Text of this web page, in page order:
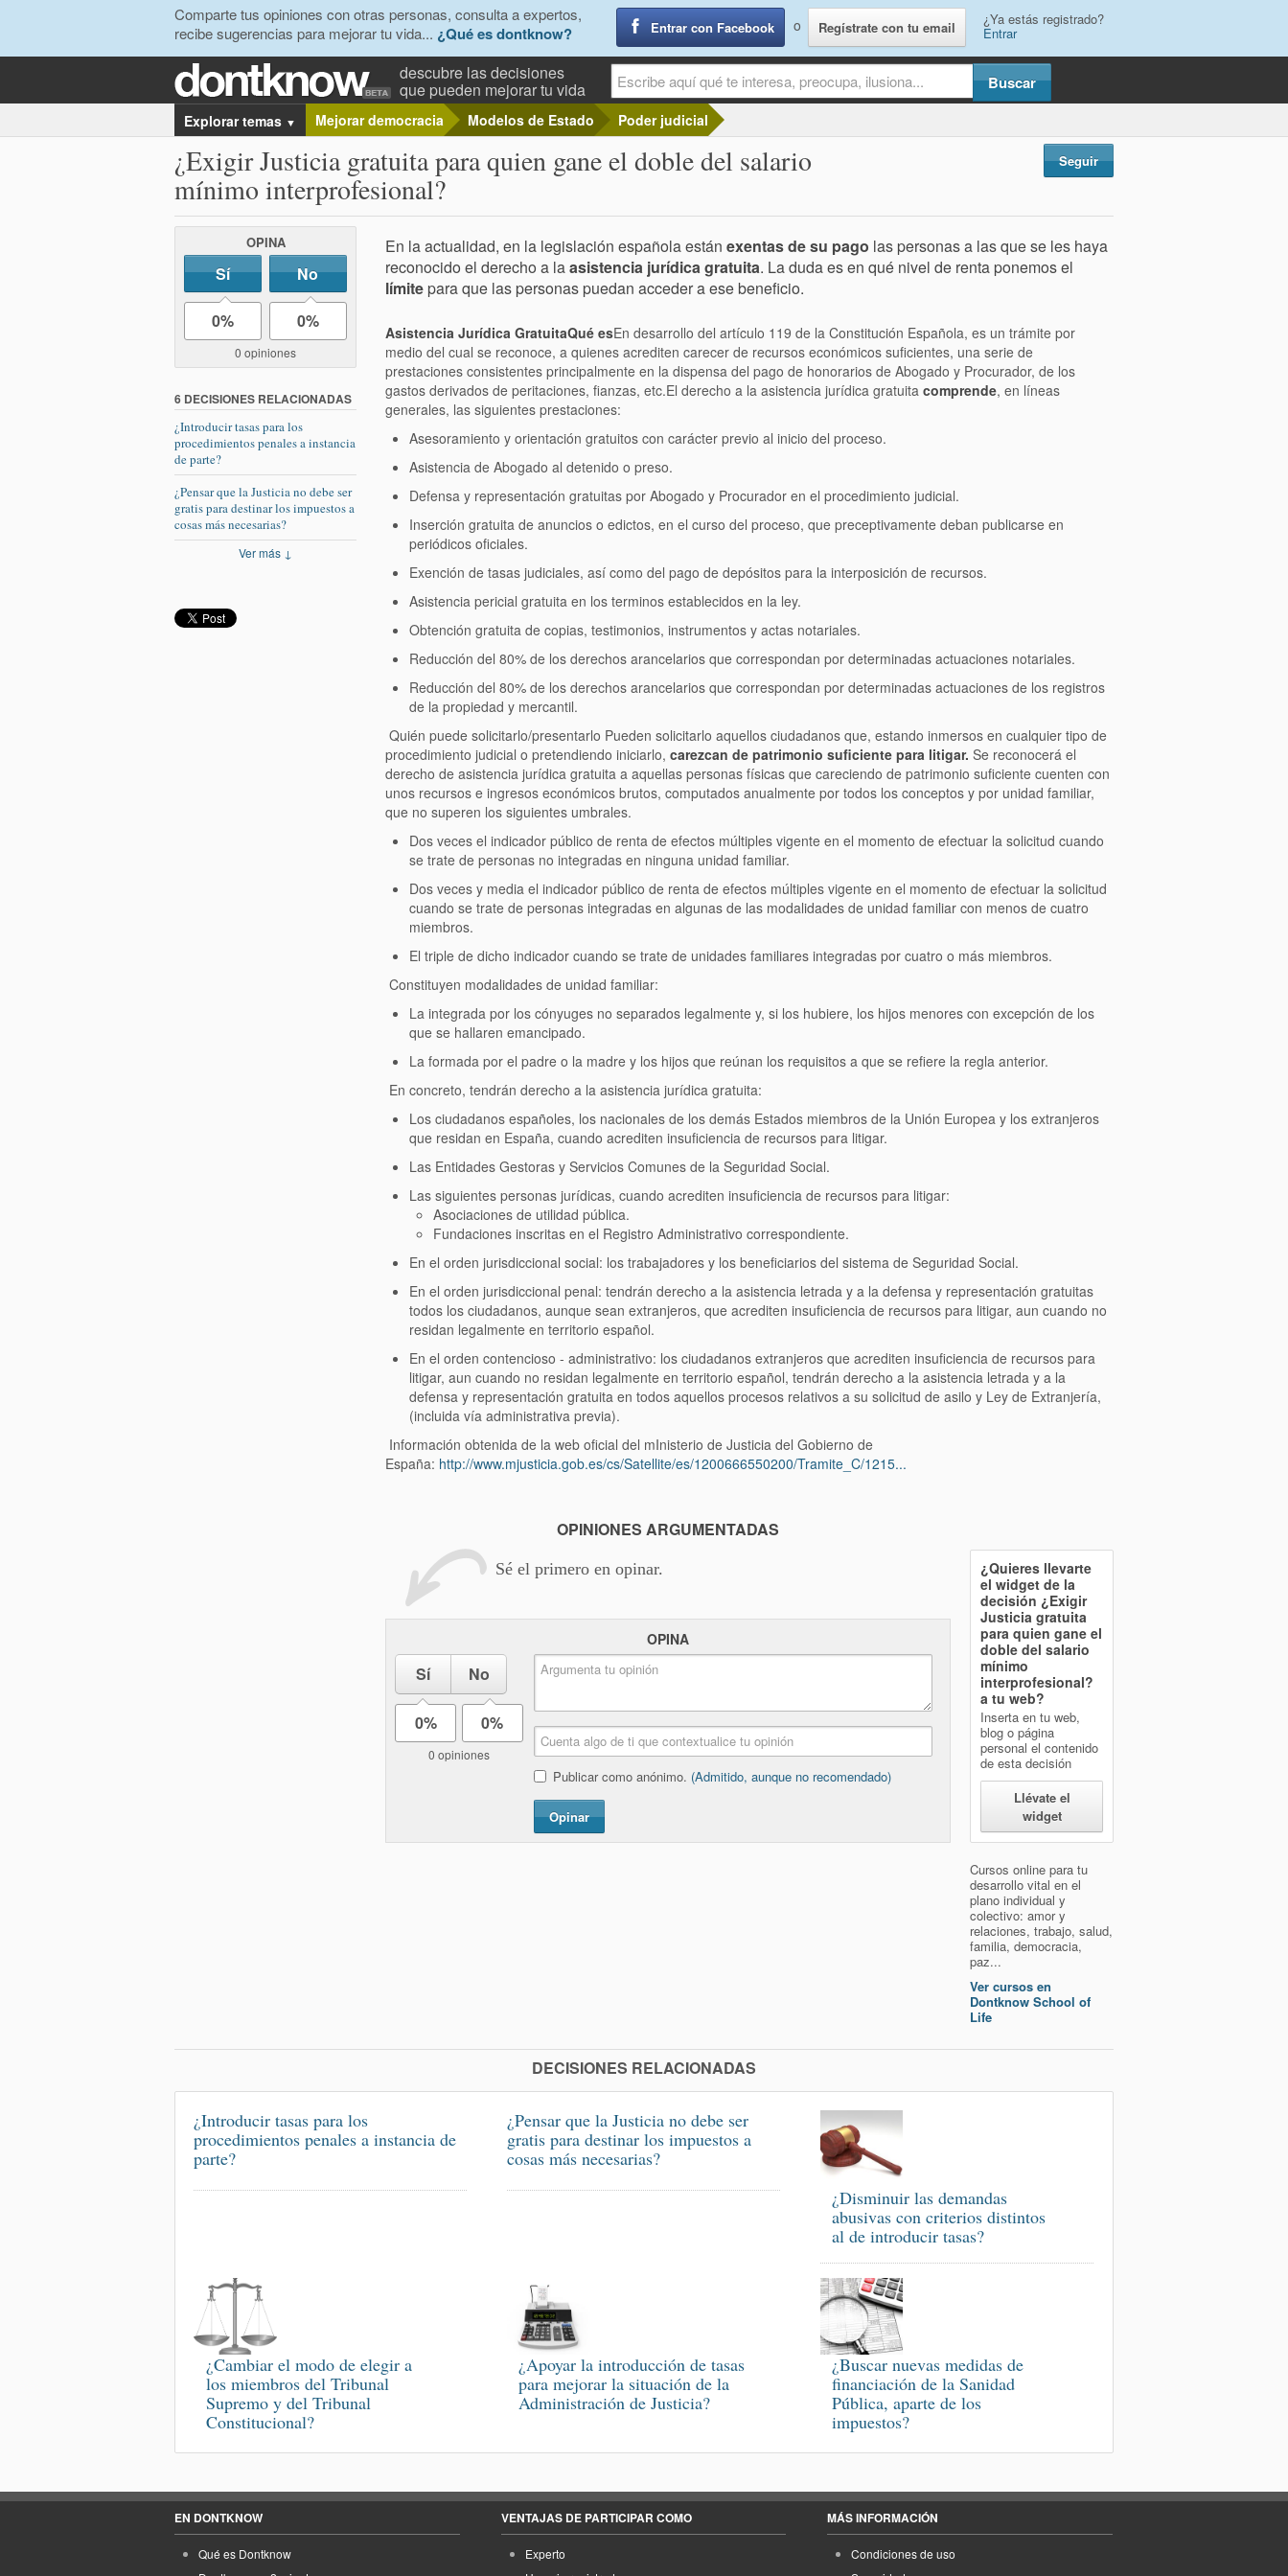
Comparte tus opiniones con otras personas, consulta a expertos,
recibe sugerencias para mejorar tu vida... ¿Qué es dontknow? Entrar con Facebook o Regístrate con tu email ¿Ya estás registrado?
Entrar
descubre las decisiones
que pueden mejorar tu vida
Explorar temas ▼ Mejorar democracia Modelos de Estado Poder judicial
¿Exigir Justicia gratuita para quien gane el doble del salario
mínimo interprofesional?
Seguir
OPINA
Sí No
0% 0%
0 opiniones
6 DECISIONES RELACIONADAS
¿Introducir tasas para los
procedimientos penales a instancia
de parte?
¿Pensar que la Justicia no debe ser
gratis para destinar los impuestos a
cosas más necesarias?
Ver más ↓
En la actualidad, en la legislación española están exentas de su pago las personas a las que se les haya
reconocido el derecho a laasistencia jurídica gratuita. La duda es en qué nivel de renta ponemos el
límite para que las personas puedan acceder a ese beneficio.
Asistencia Jurídica GratuitaQué esEn desarrollo del artículo 119 de la Constitución Española, es un trámite por
medio del cual se reconoce, a quienes acrediten carecer de recursos económicos suficientes, una serie de
prestaciones consistentes principalmente en la dispensa del pago de honorarios de Abogado y Procurador, de los
gastos derivados de peritaciones, fianzas, etc.El derecho a la asistencia jurídica gratuita comprende, en líneas
generales, las siguientes prestaciones:
Asesoramiento y orientación gratuitos con carácter previo al inicio del proceso.
Asistencia de Abogado al detenido o preso.
Defensa y representación gratuitas por Abogado y Procurador en el procedimiento judicial.
Inserción gratuita de anuncios o edictos, en el curso del proceso, que preceptivamente deban publicarse en
periódicos oficiales.
Exención de tasas judiciales, así como del pago de depósitos para la interposición de recursos.
Asistencia pericial gratuita en los terminos establecidos en la ley.
Obtención gratuita de copias, testimonios, instrumentos y actas notariales.
Reducción del 80% de los derechos arancelarios que correspondan por determinadas actuaciones notariales.
Reducción del 80% de los derechos arancelarios que correspondan por determinadas actuaciones de los registros
de la propiedad y mercantil.
Quién puede solicitarlo/presentarlo Pueden solicitarlo aquellos ciudadanos que, estando inmersos en cualquier tipo de
procedimiento judicial o pretendiendo iniciarlo, carezcan de patrimonio suficiente para litigar. Se reconocerá el
derecho de asistencia jurídica gratuita a aquellas personas físicas que careciendo de patrimonio suficiente cuenten con
unos recursos e ingresos económicos brutos, computados anualmente por todos los conceptos y por unidad familiar,
que no superen los siguientes umbrales.
Dos veces el indicador público de renta de efectos múltiples vigente en el momento de efectuar la solicitud cuando
se trate de personas no integradas en ninguna unidad familiar.
Dos veces y media el indicador público de renta de efectos múltiples vigente en el momento de efectuar la solicitud
cuando se trate de personas integradas en algunas de las modalidades de unidad familiar con menos de cuatro
miembros.
El triple de dicho indicador cuando se trate de unidades familiares integradas por cuatro o más miembros.
Constituyen modalidades de unidad familiar:
La integrada por los cónyuges no separados legalmente y, si los hubiere, los hijos menores con excepción de los
que se hallaren emancipado.
La formada por el padre o la madre y los hijos que reúnan los requisitos a que se refiere la regla anterior.
En concreto, tendrán derecho a la asistencia jurídica gratuita:
Los ciudadanos españoles, los nacionales de los demás Estados miembros de la Unión Europea y los extranjeros
que residan en España, cuando acrediten insuficiencia de recursos para litigar.
Las Entidades Gestoras y Servicios Comunes de la Seguridad Social.
Las siguientes personas jurídicas, cuando acrediten insuficiencia de recursos para litigar:
Asociaciones de utilidad pública.
Fundaciones inscritas en el Registro Administrativo correspondiente.
En el orden jurisdiccional social: los trabajadores y los beneficiarios del sistema de Seguridad Social.
En el orden jurisdiccional penal: tendrán derecho a la asistencia letrada y a la defensa y representación gratuitas
todos los ciudadanos, aunque sean extranjeros, que acrediten insuficiencia de recursos para litigar, aun cuando no
residan legalmente en territorio español.
En el orden contencioso - administrativo: los ciudadanos extranjeros que acrediten insuficiencia de recursos para
litigar, aun cuando no residan legalmente en territorio español, tendrán derecho a la asistencia letrada y a la
defensa y representación gratuita en todos aquellos procesos relativos a su solicitud de asilo y Ley de Extranjería,
(incluida vía administrativa previa).
Información obtenida de la web oficial del mInisterio de Justicia del Gobierno de
España: http://www.mjusticia.gob.es/cs/Satellite/es/1200666550200/Tramite_C/1215...
OPINIONES ARGUMENTADAS
Sé el primero en opinar.
OPINA
Sí No
0% 0%
0 opiniones
Publicar como anónimo. (Admitido, aunque no recomendado)
Opinar
¿Quieres llevarte
el widget de la
decisión ¿Exigir
Justicia gratuita
para quien gane el
doble del salario
mínimo
interprofesional?
a tu web?
Inserta en tu web,
blog o página
personal el contenido
de esta decisión
Llévate el
widget
Cursos online para tu
desarrollo vital en el
plano individual y
colectivo: amor y
relaciones, trabajo, salud,
familia, democracia,
paz...
Ver cursos en
Dontknow School of
Life
DECISIONES RELACIONADAS
¿Introducir tasas para los
procedimientos penales a instancia de
parte?
¿Pensar que la Justicia no debe ser
gratis para destinar los impuestos a
cosas más necesarias?
¿Disminuir las demandas
abusivas con criterios distintos
al de introducir tasas?
¿Cambiar el modo de elegir a
los miembros del Tribunal
Supremo y del Tribunal
Constitucional?
¿Apoyar la introducción de tasas
para mejorar la situación de la
Administración de Justicia?
¿Buscar nuevas medidas de
financiación de la Sanidad
Pública, aparte de los
impuestos?
EN DONTKNOW
Qué es Dontknow
VENTAJAS DE PARTICIPAR COMO
Experto
MÁS INFORMACIÓN
Condiciones de uso